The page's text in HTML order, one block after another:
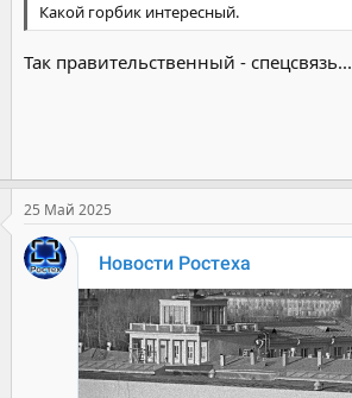
Посмотреть вложение 51861
Какой горбик интересный.
Так правительственный - спецсвязь...
25 Май 2025